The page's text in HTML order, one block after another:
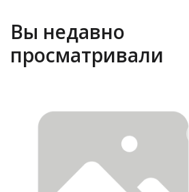
Вы недавно
просматривали